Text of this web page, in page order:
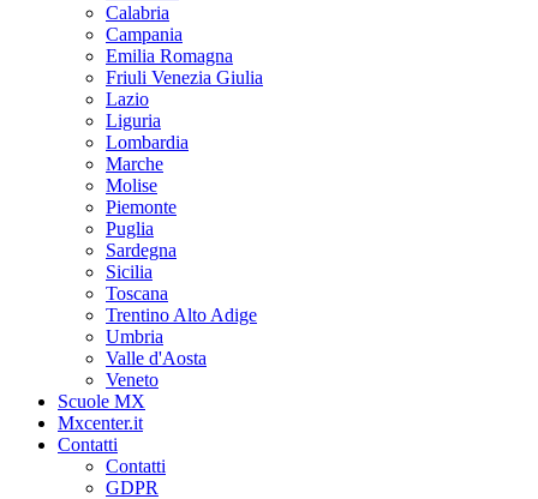
Calabria
Campania
Emilia Romagna
Friuli Venezia Giulia
Lazio
Liguria
Lombardia
Marche
Molise
Piemonte
Puglia
Sardegna
Sicilia
Toscana
Trentino Alto Adige
Umbria
Valle d'Aosta
Veneto
Scuole MX
Mxcenter.it
Contatti
Contatti
GDPR